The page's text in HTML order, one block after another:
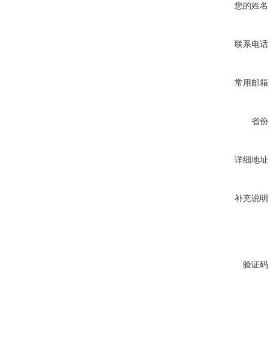
您的姓名
联系电话
常用邮箱
省份
详细地址
补充说明
验证码